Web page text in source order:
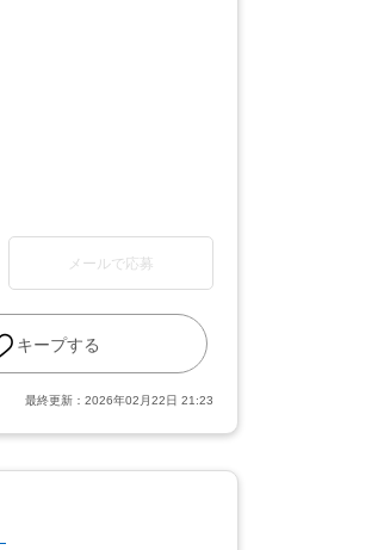
メールで応募
キープする
最終更新： 2026年02月22日 21:23